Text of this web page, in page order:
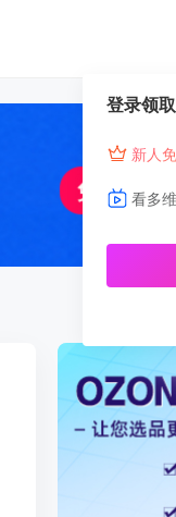
登录领
新人
看多